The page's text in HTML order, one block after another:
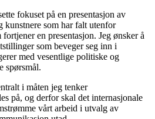
fokuset på en presentasjon av
kunstnere som har falt utenfor
en presentasjon. Jeg ønsker å
som beveger seg inn i
med vesentlige politiske og
spørsmål.
i måten jeg tenker
på, og derfor skal det internasjonale
vårt arbeid i utvalg av